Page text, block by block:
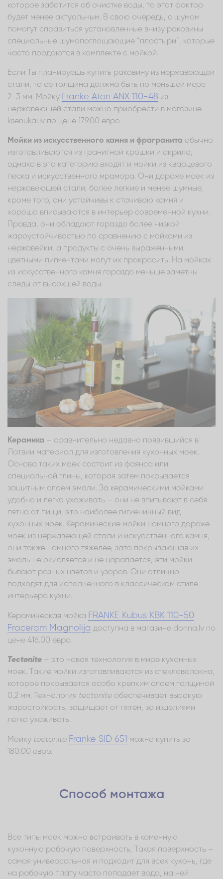
которое заботится об очистке воды, то этот фактор
будет менее актуальным. В свою очередь, с шумом
помогут справиться установленные внизу раковины
специальные шумопоглощающие “пластыри”, которые
часто продаются в комплекте с мойкой.
Если Ты планируешь купить раковину из нержавеющей
стали, то ее толщина должна быть по меньшей мере
2-3 мм. Мойку Franke Aton ANX 110-48 из
нержавеющей стали можно приобрести в магазине
ksenukai.lv по цене 179.00 евро.
Мойки из искусственного камня и фрагранита обычно
изготавливаются из гранитной крошки и акрила,
однако в эта категорию входят и мойки из кварцевого
песка и искусственного мрамора. Они дороже моек из
нержавеющей стали, более легкие и менее шумные,
кроме того, они устойчивы к стачиваю камня и
хорошо вписываются в интерьер современной кухни.
Правда, они обладают гораздо более низкой
жароустойчивостью по сравнению с мойками из
нержавейки, а продукты с очень выраженными
цветными пигментами могут их прокрасить. На мойках
из искусственного камня гораздо меньше заметны
следы от высохшей воды.
Керамика – сравнительно недавно появившийся в
Латвии материал для изготовления кухонных моек.
Основа таких моек состоит из фаянса или
специальной глины, которая затем покрывается
защитным слоем эмали. За керамическими мойками
удобно и легко ухаживать – они не впитывают в себя
пятна от пищи, это наиболее гигиеничный вид
кухонных моек. Керамические мойки намного дороже
моек из нержавеющей стали и искусственного камня,
они также намного тяжелее, зато покрывающая их
эмаль не окисляется и не царапается, эти мойки
бывают разных цветов и узоров. Они отлично
подходят для исполненного в классическом стиле
интерьера кухни.
Керамическая мойка FRANKE Kubus KBK 110-50
Fraceram Magnolija доступна в магазине donna.lv по
цене 416.00 евро.
Tectonite – это новая технология в мире кухонных
моек. Такие мойки изготавливаются из стекловолокна,
которое покрывается особо крепким слоем толщиной
0,2 мм. Технология tectonite обеспечивает высокую
жаростойкость, защищает от пятен, за изделиями
легко ухаживать.
Мойку tectonite Franke SID 651 можно купить за
180.00 евро.
Способ монтажа
Все типы моек можно встраивать в каменную
кухонную рабочую поверхность, Такая поверхность –
самая универсальная и подходит для всех кухонь, где
на рабочую плату часто попадает вода, на ней